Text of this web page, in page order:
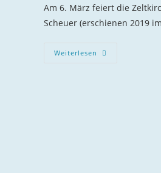
Am 6. März feiert die
Scheuer (erschienen 2019
Weiterlesen